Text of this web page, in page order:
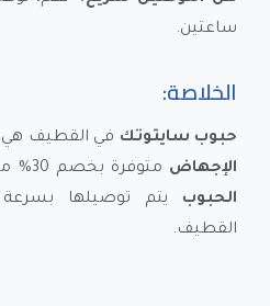
ساعتين.
الخلاصة:
حبوب سايتوتك في القطيف هي
الإجهاض متوفرة بخصم 30% مع ضمان الجودة والأصالة.
الحبوب يتم توصيلها
القطيف.